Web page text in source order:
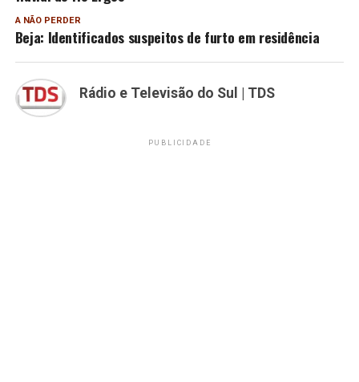
A NÃO PERDER
Beja: Identificados suspeitos de furto em residência
Rádio e Televisão do Sul | TDS
PUBLICIDADE